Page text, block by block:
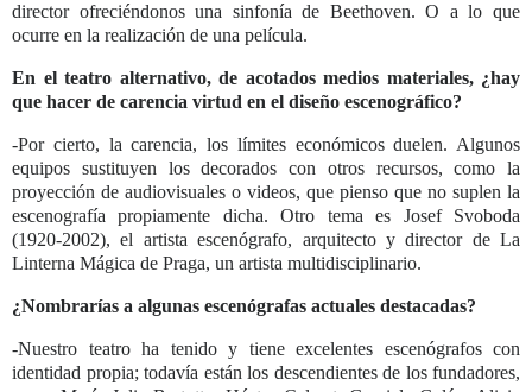
director ofreciéndonos una sinfonía de Beethoven. O a lo que
ocurre en la realización de una película.
En el teatro alternativo, de acotados medios materiales, ¿hay
que hacer de carencia virtud en el diseño escenográfico?
-Por cierto, la carencia, los límites económicos duelen. Algunos
equipos sustituyen los decorados con otros recursos, como la
proyección de audiovisuales o videos, que pienso que no suplen la
escenografía propiamente dicha. Otro tema es Josef Svoboda
(1920-2002), el artista escenógrafo, arquitecto y director de La
Linterna Mágica de Praga, un artista multidisciplinario.
¿Nombrarías a algunas escenógrafas actuales destacadas?
-Nuestro teatro ha tenido y tiene excelentes escenógrafos con
identidad propia; todavía están los descendientes de los fundadores,